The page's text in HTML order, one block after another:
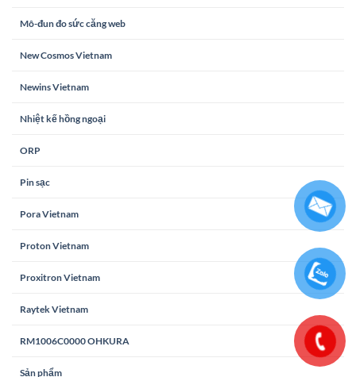
Mô-đun đo sức căng web
New Cosmos Vietnam
Newins Vietnam
Nhiệt kế hồng ngoại
ORP
Pin sạc
Pora Vietnam
Proton Vietnam
Proxitron Vietnam
Raytek Vietnam
RM1006C0000 OHKURA
Sản phẩm